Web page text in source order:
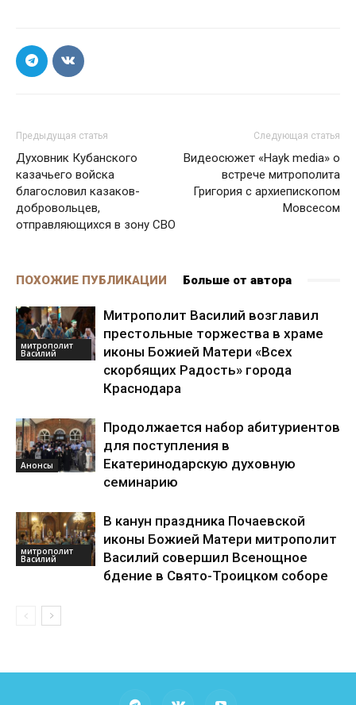
Предыдущая статья
Духовник Кубанского
казачьего войска
благословил казаков-
добровольцев,
отправляющихся в зону СВО
Следующая статья
Видеосюжет «Hayk media» о
встрече митрополита
Григория с архиепископом
Мовсесом
ПОХОЖИЕ ПУБЛИКАЦИИ Больше от автора
митрополит
Василий
Митрополит Василий возглавил
престольные торжества в храме
иконы Божией Матери «Всех
скорбящих Радость» города
Краснодара
Анонсы
Продолжается набор абитуриентов
для поступления в
Екатеринодарскую духовную
семинарию
митрополит
Василий
В канун праздника Почаевской
иконы Божией Матери митрополит
Василий совершил Всенощное
бдение в Свято-Троицком соборе